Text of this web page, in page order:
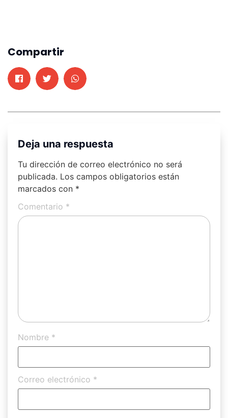
Compartir
Deja una respuesta
Tu dirección de correo electrónico no será
publicada. Los campos obligatorios están
marcados con *
Comentario *
Nombre *
Correo electrónico *